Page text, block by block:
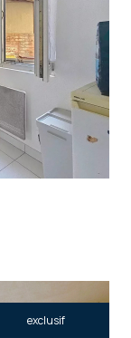
exclusif